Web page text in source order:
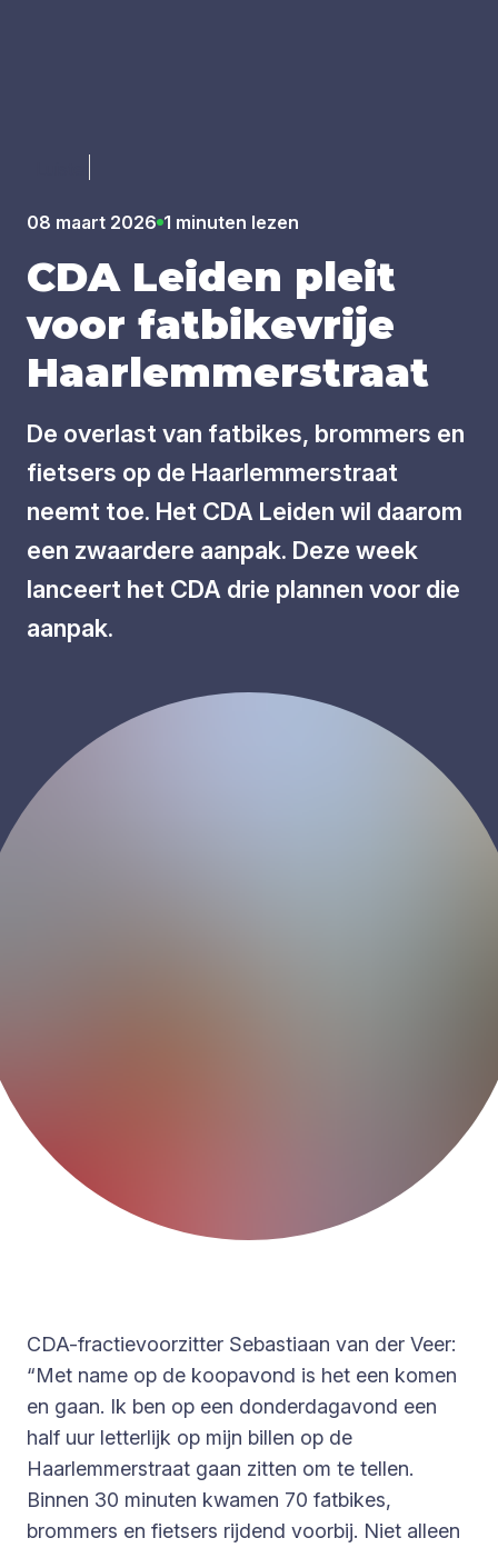
08 maart 2026 1 minuten lezen
CDALei­den pleit
voor fat­bi­ke­vrije
Haar­lem­mer­straat
De overlast van fatbikes, brommers en
fietsers op de Haarlemmerstraat
neemt toe. Het CDA Leiden wil daarom
een zwaardere aanpak. Deze week
lanceert het CDA drie plannen voor die
aanpak.
CDA-fractievoorzitter Sebastiaan van der Veer:
“Met name op de koopavond is het een komen
en gaan. Ik ben op een donderdagavond een
half uur letterlijk op mijn billen op de
Haarlemmerstraat gaan zitten om te tellen.
Binnen 30 minuten kwamen 70 fatbikes,
brommers en fietsers rijdend voorbij. Niet alleen